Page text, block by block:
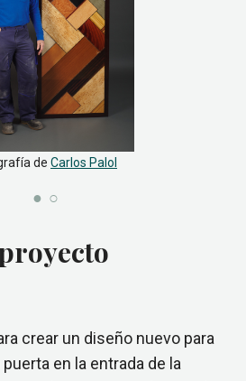
de Carlos Palol
crear un diseño nuevo para
en la entrada de la